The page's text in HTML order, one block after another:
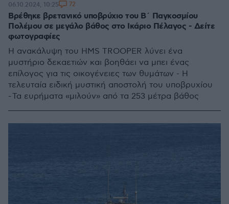
Βρέθηκε βρετανικό υποβρύχιο του Β΄ Παγκοσμίου
Πολέμου σε μεγάλο βάθος στο Ικάριο Πέλαγος - Δείτε
φωτογραφίες
Η ανακάλυψη του HMS TROOPER λύνει ένα
μυστήριο δεκαετιών και βοηθάει να μπει ένας
επίλογος για τις οικογένειες των θυμάτων - Η
τελευταία ειδική μυστική αποστολή του υποβρυχίου
- Τα ευρήματα «μιλούν» από τα 253 μέτρα βάθος
06.10.2024, 10:25 72